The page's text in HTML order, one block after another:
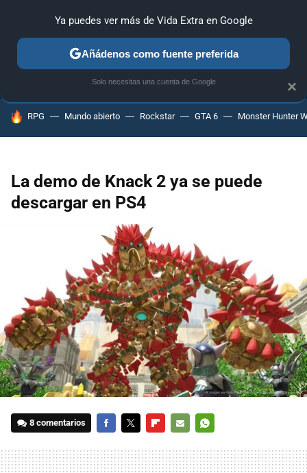
ANÁLISIS GUÍAS Y TRUCOS PC SONY NINTENDO
HOY SE HABLA DE
RPG Mundo abierto Rockstar GTA 6 Monster Hunter
La demo de Knack 2 ya se puede
descargar en PS4
8 comentarios
MAIL
×
Ya puedes ver más de Vida Extra en Google
Añádenos como fuente preferida
Solo necesitas una cuenta de Google